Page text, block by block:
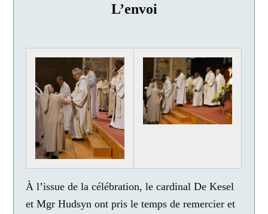
L’envoi
À l’issue de la célébration, le cardinal De Kesel
et Mgr Hudsyn ont pris le temps de remercier et